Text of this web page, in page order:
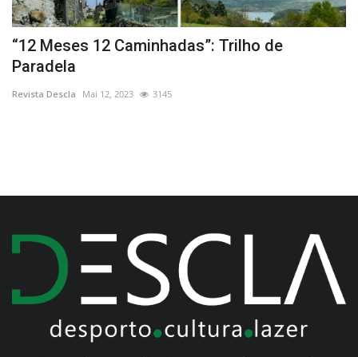
“12 Meses 12 Caminhadas”: Trilho de
Paradela
Revista Descla Mai 12, 2023 3145